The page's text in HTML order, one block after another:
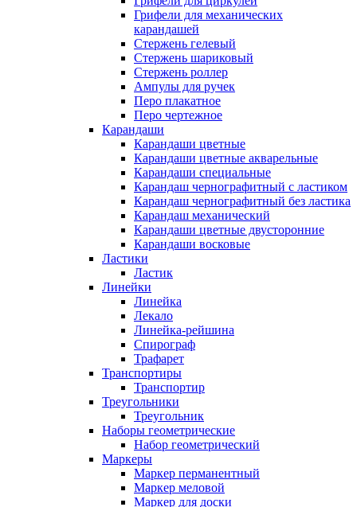
Грифели для механических
карандашей
Стержень гелевый
Стержень шариковый
Стержень роллер
Ампулы для ручек
Перо плакатное
Перо чертежное
Карандаши
Карандаши цветные
Карандаши цветные акварельные
Карандаши специальные
Карандаш чернографитный с ластиком
Карандаш чернографитный без ластика
Карандаш механический
Карандаши цветные двусторонние
Карандаши восковые
Ластики
Ластик
Линейки
Линейка
Лекало
Линейка-рейшина
Спирограф
Трафарет
Транспортиры
Транспортир
Треугольники
Треугольник
Наборы геометрические
Набор геометрический
Маркеры
Маркер перманентный
Маркер меловой
Маркер для доски